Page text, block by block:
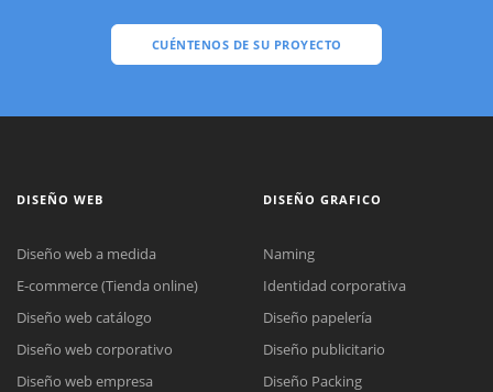
CUÉNTENOS DE SU PROYECTO
DISEÑO WEB
Diseño web a medida
E-commerce (Tienda online)
Diseño web catálogo
Diseño web corporativo
Diseño web empresa
DISEÑO GRAFICO
Naming
Identidad corporativa
Diseño papelería
Diseño publicitario
Diseño Packing